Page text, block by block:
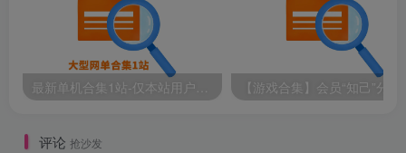
评论 抢沙发